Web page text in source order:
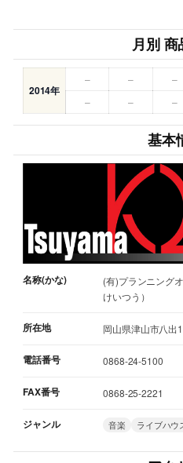
月別
2014年
– – –
–
– –
基本
名称(かな)
(有)プランニング
けいつう）
所在地 岡山県津山市八出
電話番号 0868-24-5100
FAX番号 0868-25-2221
ジャンル 音楽 ライブハウ